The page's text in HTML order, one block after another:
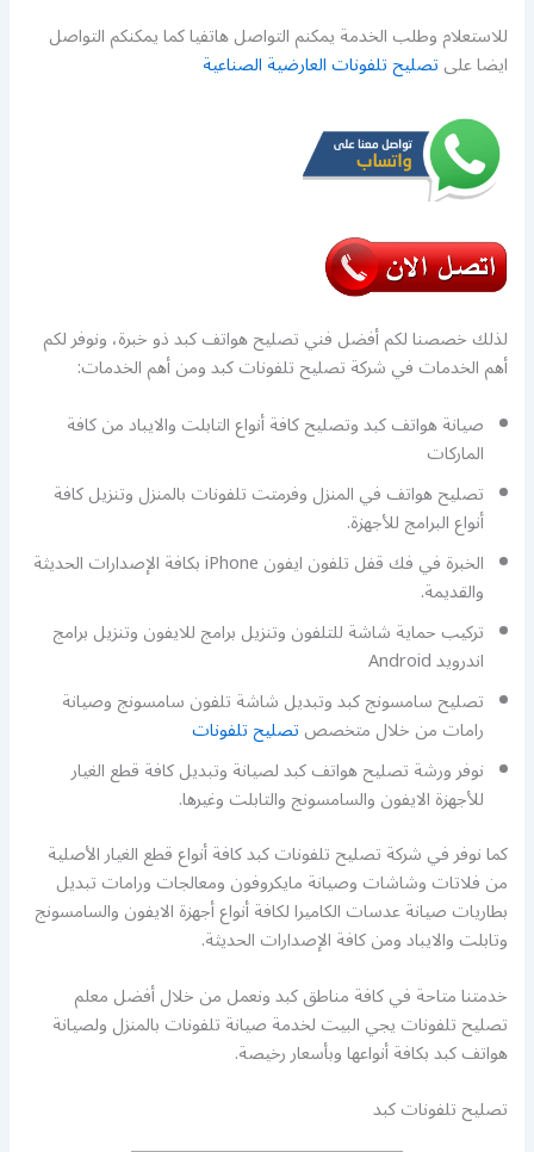
للاستعلام وطلب الخدمة يمكنم التواصل هاتفيا كما يمكنكم التواصل
ايضا علىتصليح تلفونات العارضية الصناعية
لذلك خصصنا لكم أفضل فني تصليح هواتف كبد ذو خبرة، ونوفر لكم
أهم الخدمات في شركة تصليح تلفونات كبد ومن أهم الخدمات:
صيانة هواتف كبد وتصليح كافة أنواع التابلت والايباد من كافة
الماركات
تصليح هواتف في المنزل وفرمتت تلفونات بالمنزل وتنزيل كافة
أنواع البرامج للأجهزة.
الخبرة في فك قفل تلفون ايفون iPhone بكافة الإصدارات الحديثة
والقديمة.
تركيب حماية شاشة للتلفون وتنزيل برامج للايفون وتنزيل برامج
اندرويد Android
تصليح سامسونج كبد وتبديل شاشة تلفون سامسونج وصيانة
رامات من خلال متخصصتصليح تلفونات
نوفر ورشة تصليح هواتف كبد لصيانة وتبديل كافة قطع الغيار
للأجهزة الايفون والسامسونج والتابلت وغيرها.
كما نوفر في شركة تصليح تلفونات كبد كافة أنواع قطع الغيار الأصلية
من فلاتات وشاشات وصيانة مايكروفون ومعالجات ورامات تبديل
بطاريات صيانة عدسات الكاميرا لكافة أنواع أجهزة الايفون والسامسونج
وتابلت والايباد ومن كافة الإصدارات الحديثة.
خدمتنا متاحة في كافة مناطق كبد ونعمل من خلال أفضل معلم
تصليح تلفونات يجي البيت لخدمة صيانة تلفونات بالمنزل ولصيانة
هواتف كبد بكافة أنواعها وبأسعار رخيصة.
تصليح تلفونات كبد